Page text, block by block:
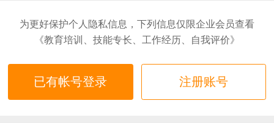
为更好保护个人隐私信息，下列信息仅限企业会员查看
《教育培训、技能专长、工作经历、自我评价》
已有帐号登录 注册账号